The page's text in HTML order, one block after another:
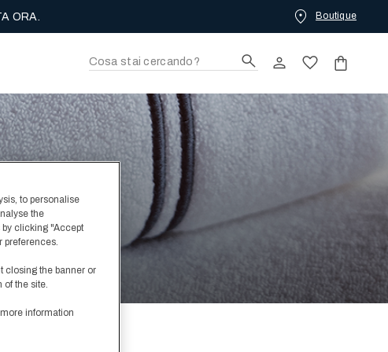
ORA. Boutique
to personalise
the
clicking "Accept
preferences.
closing the banner or
of the site.
information